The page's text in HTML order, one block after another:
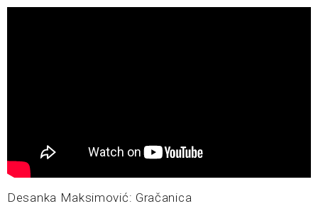
Desanka Maksimović: Gračanica